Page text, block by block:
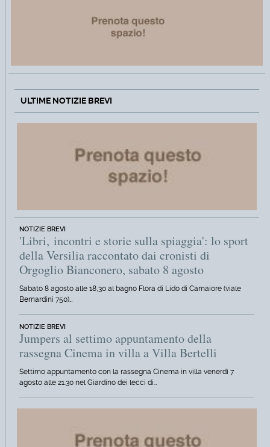
ULTIME NOTIZIE BREVI
NOTIZIE BREVI
'Libri, incontri e storie sulla spiaggia': lo sport
della Versilia raccontato dai cronisti di
Orgoglio Bianconero, sabato 8 agosto
Sabato 8 agosto alle 18,30 al bagno Flora di Lido di Camaiore (viale
Bernardini 750)…
NOTIZIE BREVI
Jumpers al settimo appuntamento della
rassegna Cinema in villa a Villa Bertelli
Settimo appuntamento con la rassegna Cinema in villa venerdì 7
agosto alle 21.30 nel Giardino dei lecci di…